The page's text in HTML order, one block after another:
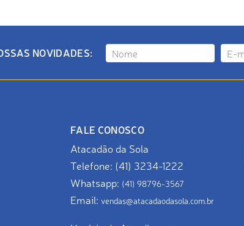
NOVIDADES:
FALE CONOSCO
Atacadão da Sola
Telefone: (41) 3234-1222
Whatsapp: (41) 98796-3567
Email: vendas@atacadaodasola.com.br